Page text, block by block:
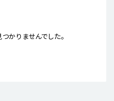
かりませんでした。